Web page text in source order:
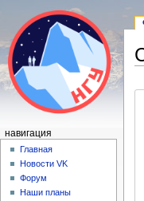
Ннавигация
Главная
Новости VK
Форум
Наши планы